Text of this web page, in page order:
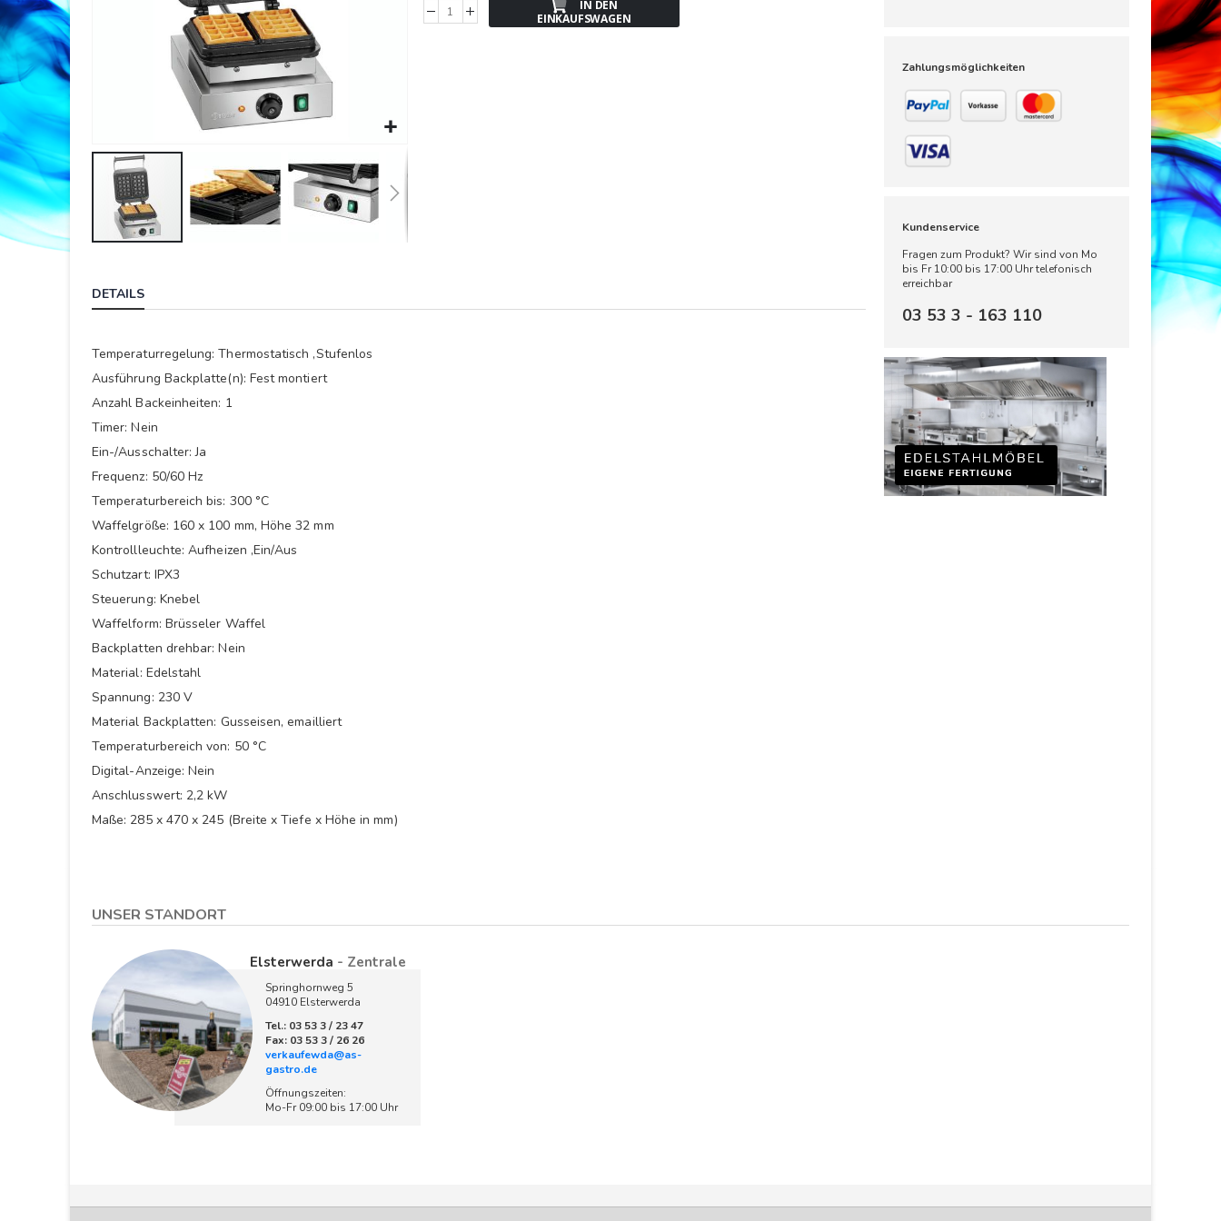
Anfang
IN DEN
EINKAUFSWAGEN
DETAILS
Temperaturregelung: Thermostatisch ,Stufenlos
Ausführung Backplatte(n): Fest montiert
Anzahl Backeinheiten: 1
Timer: Nein
Ein-/Ausschalter: Ja
Frequenz: 50/60 Hz
Temperaturbereich bis: 300 °C
Waffelgröße: 160 x 100 mm, Höhe 32 mm
Kontrollleuchte: Aufheizen ,Ein/Aus
Schutzart: IPX3
Steuerung: Knebel
Waffelform: Brüsseler Waffel
Backplatten drehbar: Nein
Material: Edelstahl
Spannung: 230 V
Material Backplatten: Gusseisen, emailliert
Temperaturbereich von: 50 °C
Digital-Anzeige: Nein
Anschlusswert: 2,2 kW
Maße: 285 x 470 x 245 (Breite x Tiefe x Höhe in mm)
Zahlungsmöglichkeiten
Kundenservice
Fragen zum Produkt? Wir sind von Mo
bis Fr 10:00 bis 17:00 Uhr telefonisch
erreichbar
03 53 3 - 163 110
UNSER STANDORT
Elsterwerda - Zentrale
Springhornweg 5
04910 Elsterwerda
Tel.: 03 53 3 / 23 47
Fax: 03 53 3 / 26 26
verkaufewda@as-
gastro.de
Öffnungszeiten:
Mo-Fr 09:00 bis 17:00 Uhr